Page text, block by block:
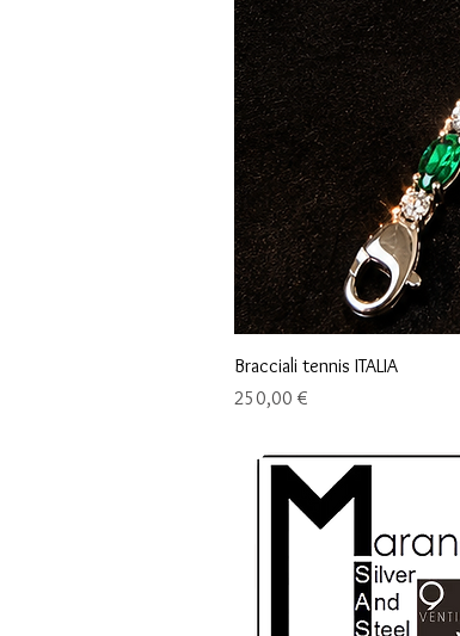
Bracciali tennis ITALIA
Precio
250,00 €